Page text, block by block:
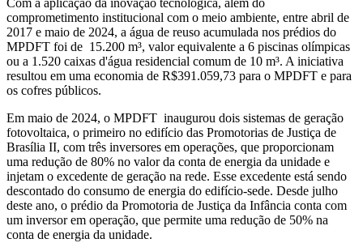
Com a aplicação da inovação tecnológica, além do
comprometimento institucional com o meio ambiente, entre abril de
2017 e maio de 2024, a água de reuso acumulada nos prédios do
MPDFT foi de 15.200 m³, valor equivalente a 6 piscinas olímpicas
ou a 1.520 caixas d'água residencial comum de 10 m³. A iniciativa
resultou em uma economia de R$391.059,73 para o MPDFT e para
os cofres públicos.
Em maio de 2024, o MPDFT inaugurou dois sistemas de geração
fotovoltaica, o primeiro no edifício das Promotorias de Justiça de
Brasília II, com três inversores em operações, que proporcionam
uma redução de 80% no valor da conta de energia da unidade e
injetam o excedente de geração na rede. Esse excedente está sendo
descontado do consumo de energia do edifício-sede. Desde julho
deste ano, o prédio da Promotoria de Justiça da Infância conta com
um inversor em operação, que permite uma redução de 50% na
conta de energia da unidade.